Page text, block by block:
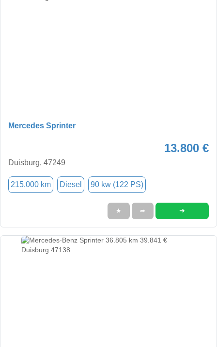
Mercedes Sprinter
13.800 €
Duisburg, 47249
215.000 km Diesel 90 kw (122 PS)
★ ➦ ➜